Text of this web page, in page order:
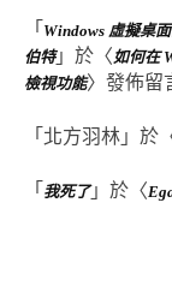
「 Windows 虛擬桌
伯特」於〈如何在
檢視功能〉發佈留
「 北方羽林 」於
「 我死了」於〈